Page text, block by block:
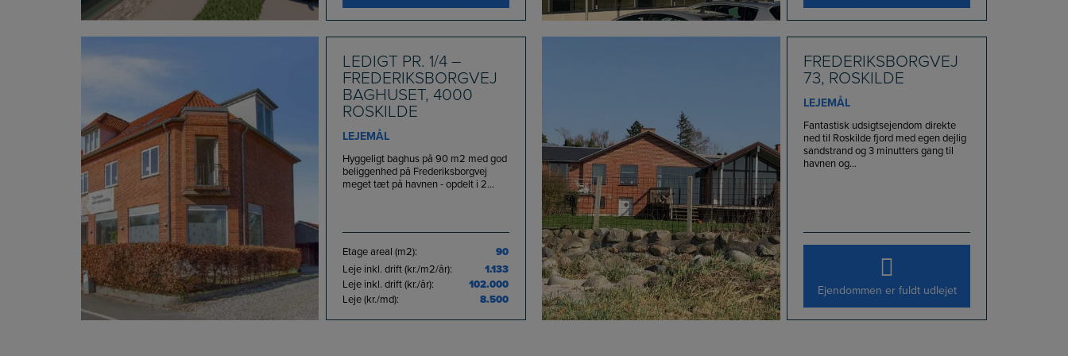
LEDIGT PR. 1/4 –
FREDERIKSBORGVEJ
BAGHUSET, 4000
ROSKILDE
LEJEMÅL
Hyggeligt baghus på 90 m2 med god
beliggenhed på Frederiksborgvej
meget tæt på havnen - opdelt i 2...
Etage areal (m2):
90
Leje inkl. drift (kr./m2/år):
1.133
Leje inkl. drift (kr./år):
102.000
Leje (kr./md):
8.500
FREDERIKSBORGVEJ
73, ROSKILDE
LEJEMÅL
Fantastisk udsigtsejendom direkte
ned til Roskilde fjord med egen dejlig
sandstrand og 3 minutters gang til
havnen og...
Ejendommen er fuldt udlejet